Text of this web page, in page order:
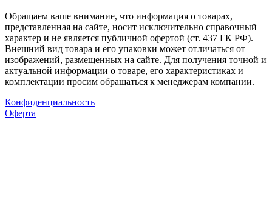
Обращаем ваше внимание, что информация о товарах,
представленная на сайте, носит исключительно справочный
характер и не является публичной офертой (ст. 437 ГК РФ).
Внешний вид товара и его упаковки может отличаться от
изображений, размещенных на сайте. Для получения точной и
актуальной информации о товаре, его характеристиках и
комплектации просим обращаться к менеджерам компании.
Конфиденциальность
Оферта